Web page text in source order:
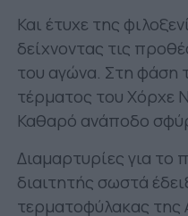
Και έτυχε της
δείχνοντας τις
του αγώνα. Στη φάση
τέρματος του Χόρχε
Καθαρό ανάποδο
Διαμαρτυρίες για το
διαιτητής σωστά
τερματοφύλακας της